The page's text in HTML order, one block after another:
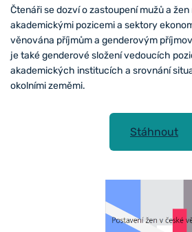
Čtenáři se dozví o zastoupení mužů a
akademickými pozicemi a sektory
věnována příjmům a genderovým
je také genderové složení vedoucích
akademických institucích a srovnání
okolními zeměmi.
Stáhnout